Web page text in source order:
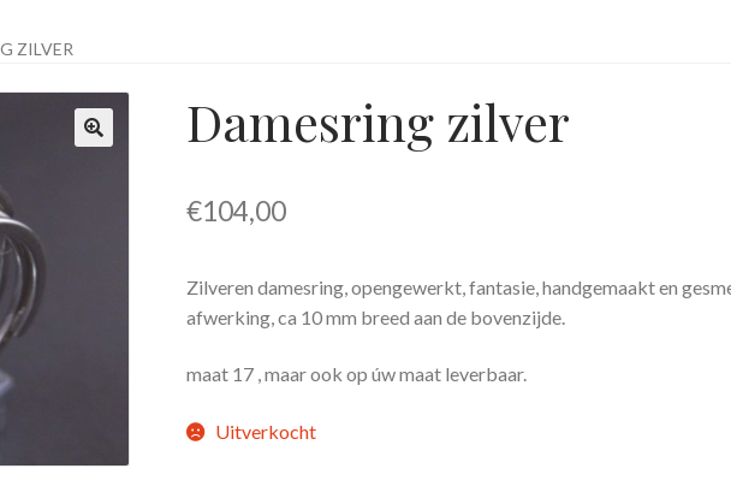
ZILVER
Damesring zilver
€104,00
Zilveren damesring, opengewerkt, fantasie, handgemaakt en
afwerking, ca 10 mm breed aan de bovenzijde.
maat 17 , maar ook op úw maat leverbaar.
Uitverkocht